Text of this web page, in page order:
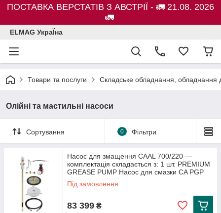
ПОСТАВКА ВЕРСТАТІВ З АВСТРІЇ - 🚛 21.08. 2026
🚛
ELMAG УкраЇна
Товари та послуги Складське обладнання, обладнання
Олійні та мастильні насоси
Сортування 0 Фільтри
Насос для змащення CAAL 700/220 —
комплектація складається з: 1 шт. PREMIUM
GREASE PUMP Насос для смазки CA PGP
Під замовлення
83 399 ₴